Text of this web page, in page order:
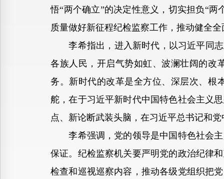
悟“两个确立”的决定性意义，切实担负“
质量做好新征程纪检监察工作，推动健全
李希指出，进入新时代，以习近平同志
各族人民，开启气势如虹、波澜壮阔的改
务。新时代的改革是全方位、深层次、根
舵，在于习近平新时代中国特色社会主义
点、新论断武装头脑，在习近平总书记和
李希强调，党的领导是中国特色社会主
保证。纪检监察机关要严明党的政治纪律
检查和巡视巡察内容，推动各级党组织把